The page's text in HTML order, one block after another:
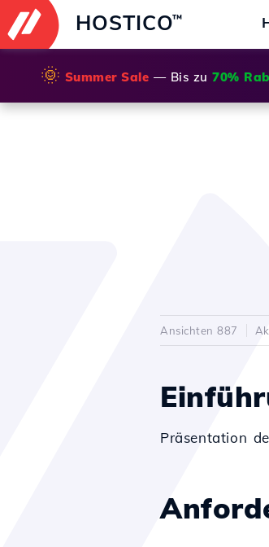
HOSTICO™
🌞 Summer Sale — Bis zu 70%
Ansichten 887
Präsentation